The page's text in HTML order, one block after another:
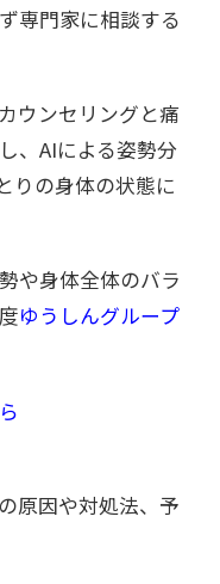
専門家に相談する
ウンセリングと痛
、AIによる姿勢分
りの身体の状態に
や身体全体のバラ
ゆうしんグループ
原因や対処法、予